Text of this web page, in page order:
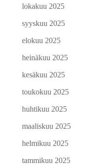
lokakuu 2025
syyskuu 2025
elokuu 2025
heinäkuu 2025
kesäkuu 2025
toukokuu 2025
huhtikuu 2025
maaliskuu 2025
helmikuu 2025
tammikuu 2025